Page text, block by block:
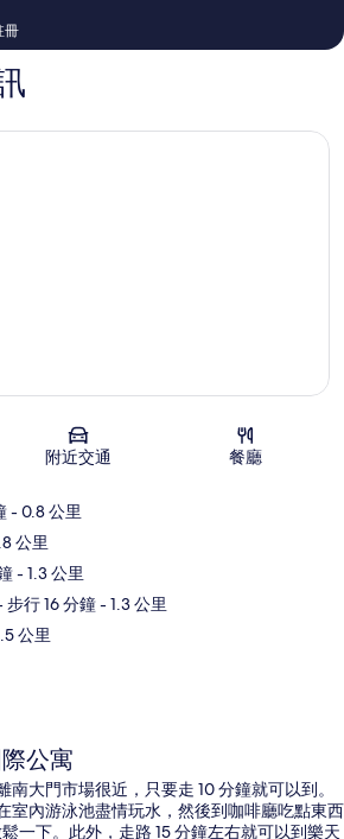
冊
地圖
附近交通 餐廳
- 0.8 公里
公里
- 1.3 公里
步行 16 分鐘- 1.3 公里
公里
公寓
大門市場很近，只要走 10 分鐘就可以到。
室內游泳池盡情玩水，然後到咖啡廳吃點東西
一下。此外，走路 15 分鐘左右就可以到樂天